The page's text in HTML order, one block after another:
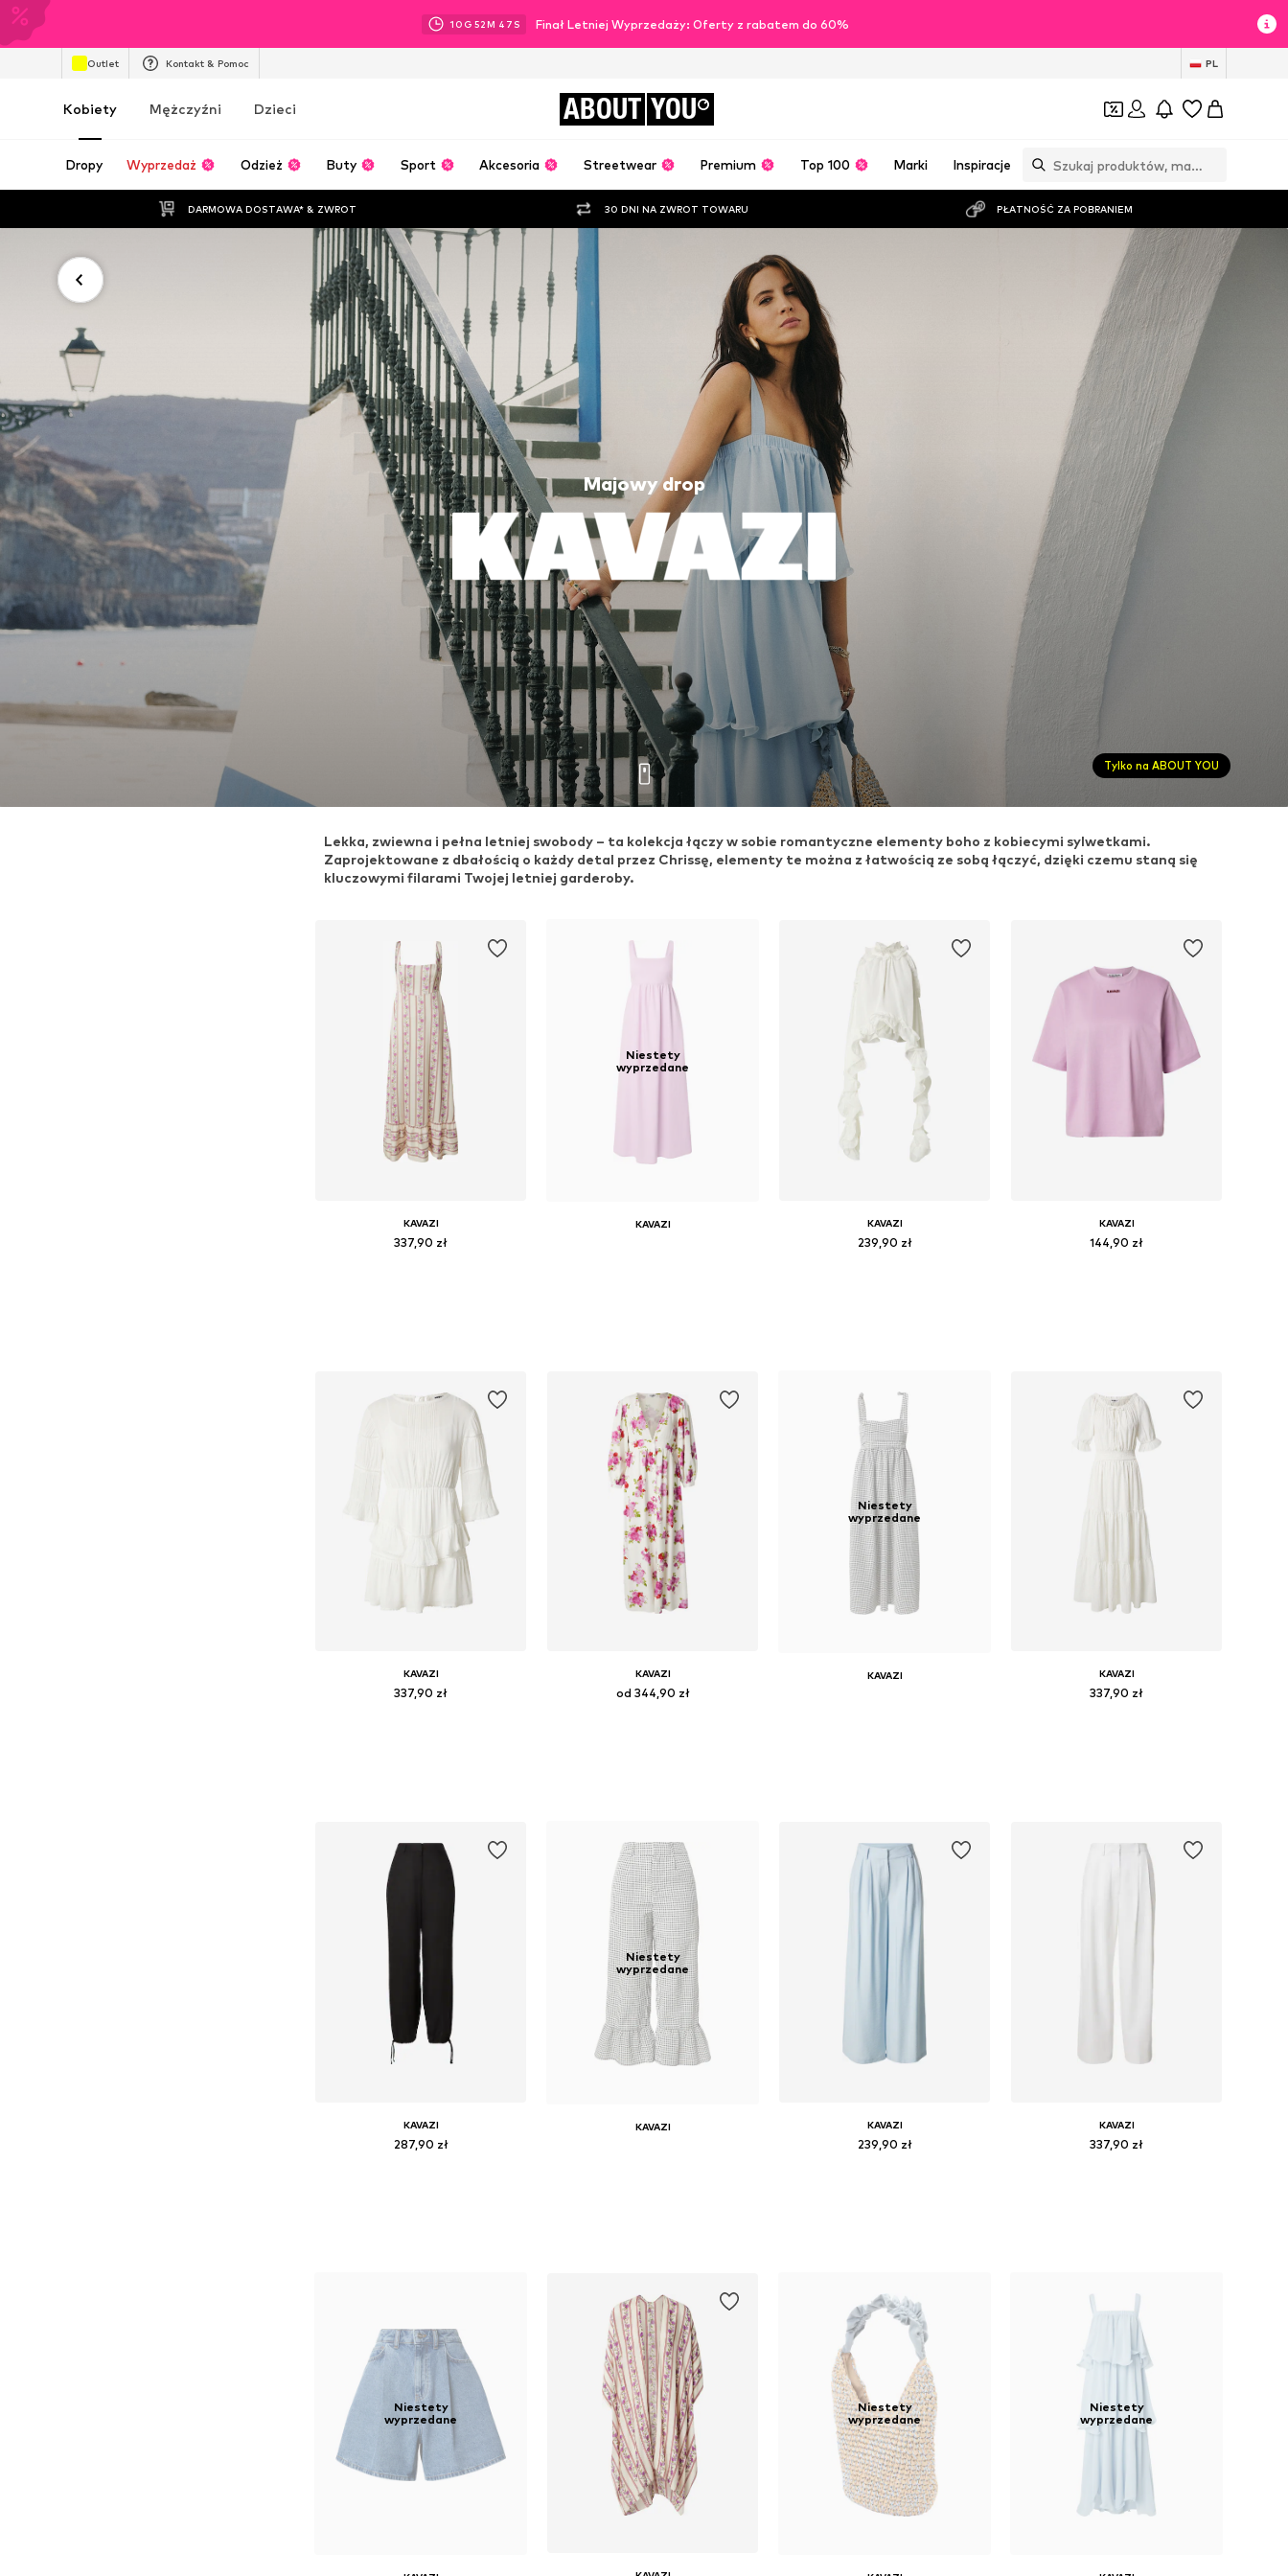
10 G 52M 45 S Finał Letniej Wyprzedaży: Oferty z rabatem do 60%
Outlet Kontakt & Pomoc PL
Kobiety Mężczyźni Dzieci ABOUT YOU
Dropy Wyprzedaż Odzież Buty Sport Akcesoria Streetwear Premium Top 100 Marki Inspiracje
DARMOWA DOSTAWA* & ZWROT 30 DNI NA ZWROT TOWARU PŁATNOŚĆ ZA POBRANIEM
Majowy drop
Tylko na ABOUT YOU
Lekka, zwiewna i pełna letniej swobody – ta kolekcja łączy w sobie romantyczne elementy boho z kobiecymi sylwetkami.
Zaprojektowane z dbałością o każdy detal przez Chrissę, elementy te można z łatwością ze sobą łączyć, dzięki czemu staną się
kluczowymi filarami Twojej letniej garderoby.
KAVAZI
337,90 zł
Niestety
wyprzedane
KAVAZI KAVAZI
239,90 zł
KAVAZI
144,90 zł
KAVAZI
337,90 zł
KAVAZI
od 344,90 zł
Niestety
wyprzedane
KAVAZI KAVAZI
337,90 zł
KAVAZI
287,90 zł
Niestety
wyprzedane
KAVAZI KAVAZI
239,90 zł
KAVAZI
337,90 zł
Niestety
wyprzedane
Niestety
wyprzedane
Niestety
wyprzedane